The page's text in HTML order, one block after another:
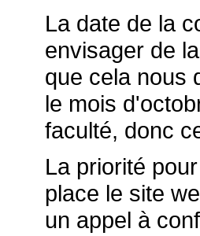
La date de la
envisager de
que cela nous
le mois
faculté, donc
La priorité
place le site
un appel à